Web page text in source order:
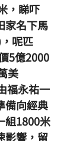
，睇吓
家名下馬
呢匹
5億2000
美
福永祐一
備向經典
組1800米
影響，留